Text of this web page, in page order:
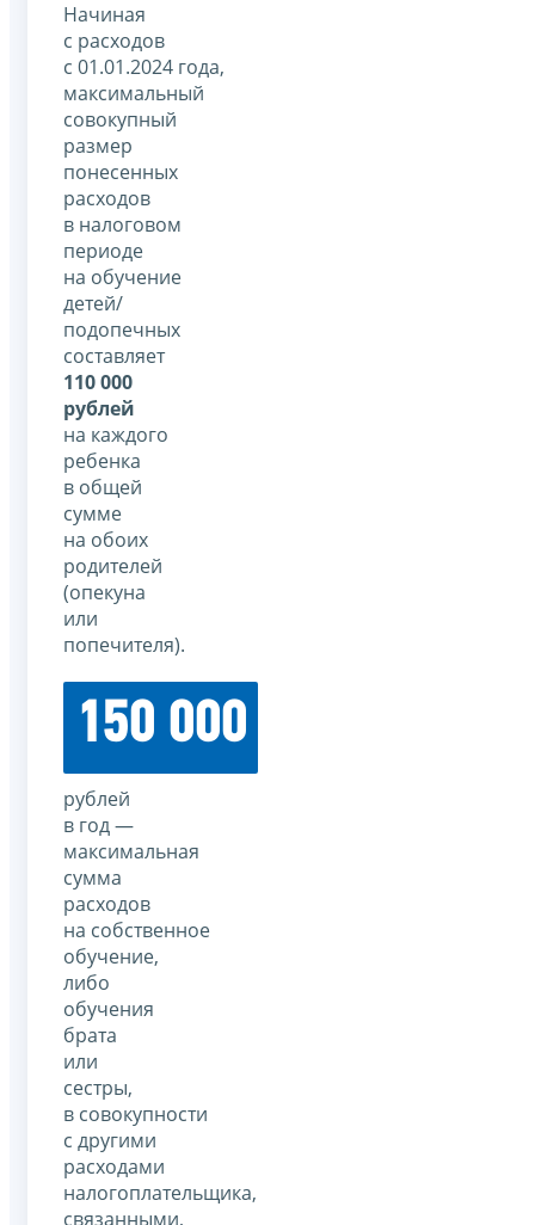
Начиная
с расходов
с 01.01.2024 года,
максимальный
совокупный
размер
понесенных
расходов
в налоговом
периоде
на обучение
детей/
подопечных
составляет
110 000
рублей
на каждого
ребенка
в общей
сумме
на обоих
родителей
(опекуна
или
попечителя).
150 000
рублей
в год —
максимальная
сумма
расходов
на собственное
обучение,
либо
обучения
брата
или
сестры,
в совокупности
с другими
расходами
налогоплательщика,
связанными,